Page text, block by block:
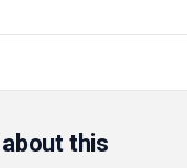
this